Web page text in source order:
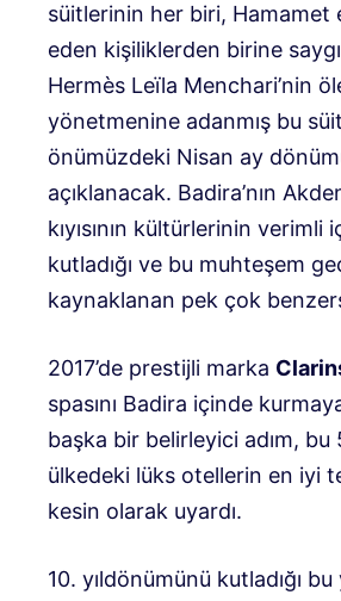
süitlerinin her biri, Hamamet
eden kişiliklerden birine
Hermès Leïla Menchari’nin
yönetmenine adanmış bu
önümüzdeki Nisan ay
açıklanacak. Badira’nın
kıyısının kültürlerinin verimli
kutladığı ve bu muhteşem
kaynaklanan pek çok
2017’de prestijli marka
spasını Badira içinde
başka bir belirleyici adım, bu 5
ülkedeki lüks otellerin en iyi
kesin olarak uyardı.
10. yıldönümünü kutladığı